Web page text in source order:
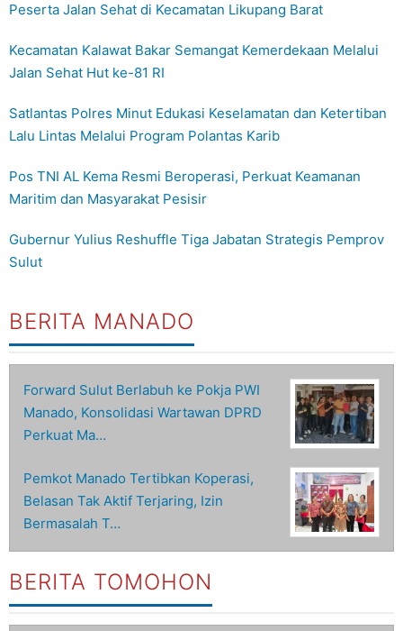
Peserta Jalan Sehat di Kecamatan Likupang Barat
Kecamatan Kalawat Bakar Semangat Kemerdekaan Melalui
Jalan Sehat Hut ke-81 RI
Satlantas Polres Minut Edukasi Keselamatan dan Ketertiban
Lalu Lintas Melalui Program Polantas Karib
Pos TNI AL Kema Resmi Beroperasi, Perkuat Keamanan
Maritim dan Masyarakat Pesisir
Gubernur Yulius Reshuffle Tiga Jabatan Strategis Pemprov
Sulut
BERITA MANADO
Forward Sulut Berlabuh ke Pokja PWI
Manado, Konsolidasi Wartawan DPRD
Perkuat Ma…
Pemkot Manado Tertibkan Koperasi,
Belasan Tak Aktif Terjaring, Izin
Bermasalah T…
BERITA TOMOHON